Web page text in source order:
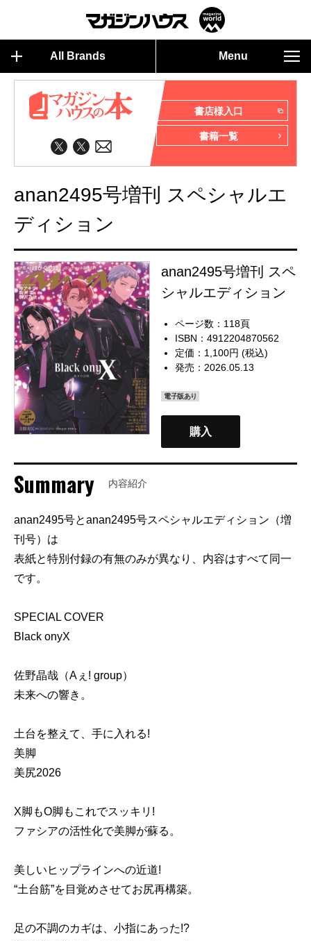
All Brands Menu
書店様入口
書籍一覧
anan2495号増刊 スペシャルエ
ディション
anan2495号増刊 スペ
シャルエディション
ページ数：118頁
ISBN：4912204870562
定価：1,100円 (税込)
発売：2026.05.13
電子版あり
購入
Summary 内容紹介
anan2495号とanan2495号スペシャルエディション（増
刊号）は
表紙と特別付録の有無のみが異なり、内容はすべて同一
です。
SPECIAL COVER
Black onyX
佐野晶哉（Aぇ! group）
未来への響き。
土台を整えて、手に入れる!
美脚
美尻2026
X脚もO脚もこれでスッキリ!
ファシアの活性化で美脚が蘇る。
美しいヒップラインへの近道!
“土台筋”を目覚めさせてお尻再構築。
足の不調のカギは、小指にあった!?